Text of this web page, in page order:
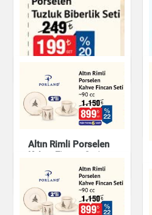
Porland Porselen 2'li
Tuzluk Biberlik Seti
Porland Porselen
Tuzluk Biberlik Seti
Altın Rimli Porselen
Kahve Fincan Seti
Mutfak Ürünleri